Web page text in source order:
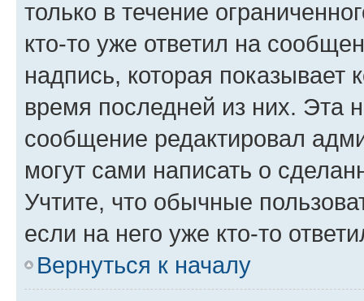
только в течение
кто-то уже ответил на
надпись, которая показывает
время последней из них. Эта
сообщение редактировал
могут сами написать о
Учтите, что обычные
если на него уже кто-то
Вернуться к началу